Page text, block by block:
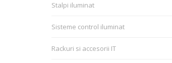
Stalpi iluminat
Sisteme control iluminat
Rackuri si accesorii IT